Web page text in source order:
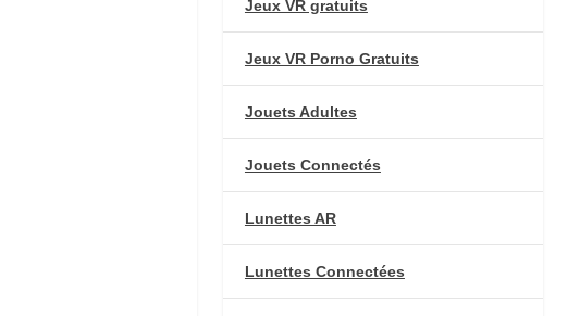
Jeux VR gratuits
Jeux VR Porno Gratuits
Jouets Adultes
Jouets Connectés
Lunettes AR
Lunettes Connectées